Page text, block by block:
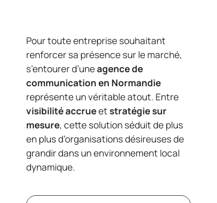
Pour toute entreprise souhaitant
renforcer sa présence sur le marché,
s’entourer d’uneagence de
communication en Normandie
représente un véritable atout. Entre
visibilité accrueet stratégie sur
mesure, cette solution séduit de plus
en plus d’organisations désireuses de
grandir dans un environnement local
dynamique.